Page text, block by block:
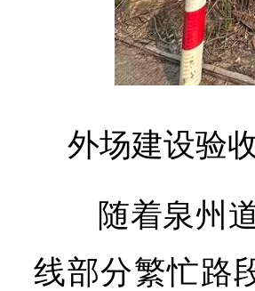
外场建设验
随着泉州
线部分繁忙路